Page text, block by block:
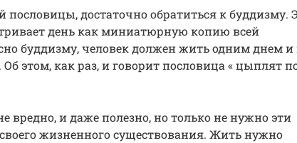
достаточно обратиться к буддизму.
день как миниатюрную копию всей
буддизму, человек должен жить одним днем и
этом, как раз, и говорит пословица « цыплят
вредно, и даже полезно, но только не нужно эти
жизненного существования. Жить нужно